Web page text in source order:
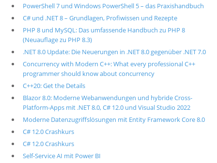
PowerShell 7 und Windows PowerShell 5 – das Praxishandbuch
C# und .NET 8 – Grundlagen, Profiwissen und Rezepte
PHP 8 und MySQL: Das umfassende Handbuch zu PHP 8
(Neuauflage zu PHP 8.3)
.NET 8.0 Update: Die Neuerungen in .NET 8.0 gegenüber .NET 7.0
Concurrency with Modern C++: What every professional C++
programmer should know about concurrency
C++20: Get the Details
Blazor 8.0: Moderne Webanwendungen und hybride Cross-
Platform-Apps mit .NET 8.0, C# 12.0 und Visual Studio 2022
Moderne Datenzugriffslösungen mit Entity Framework Core 8.0
C# 12.0 Crashkurs
C# 12.0 Crashkurs
Self-Service AI mit Power BI